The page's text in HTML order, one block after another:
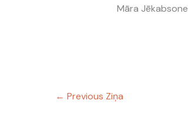
Māra Jēkabsone
← Previous Ziņa